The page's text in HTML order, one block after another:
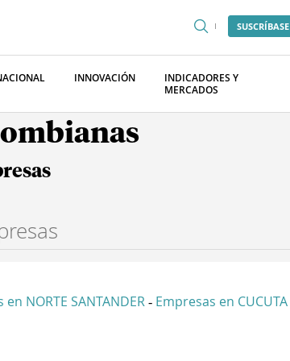
SUSCRÍBASE
INNOVACIÓN
INDICADORES Y
MERCADOS
NORTE SANTANDER - Empresas en CUCUTA